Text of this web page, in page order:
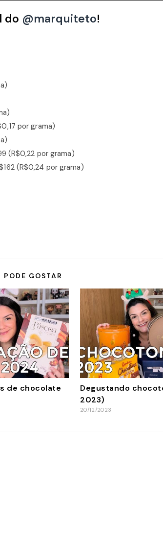
do @marquiteto!
por grama)
(R$0,22 por grama)
(R$0,24 por grama)
GOSTAR
de chocolate
Degustando
2023)
20/12/2023